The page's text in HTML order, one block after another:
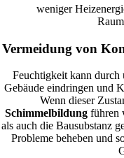
weniger
Vermeidung von
Feuchtigkeit kann durch
Gebäude eindringen und
Wenn dieser
Schimmelbildungführen
als auch die Bausubstanz
Probleme beheben und